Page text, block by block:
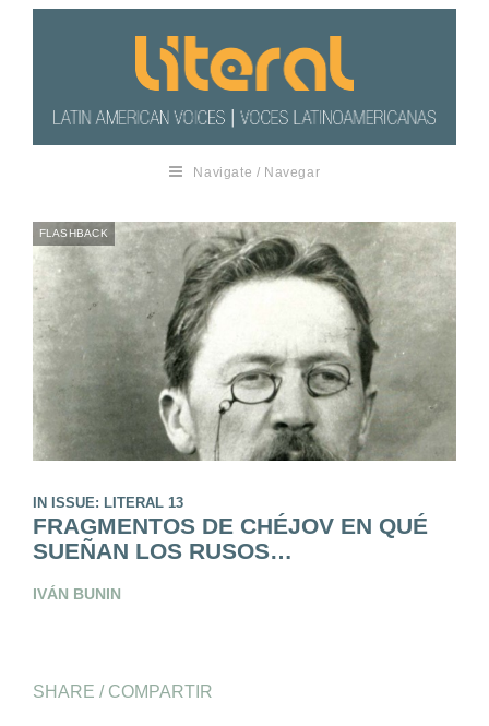
Navigate / Navegar
FLASHBACK
IN ISSUE: LITERAL 13
FRAGMENTOS DE CHÉJOV EN QUÉ
SUEÑAN LOS RUSOS…
IVÁN BUNIN
SHARE / COMPARTIR